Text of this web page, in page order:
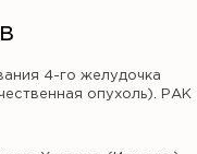
4-го желудочка
опухоль). РАК